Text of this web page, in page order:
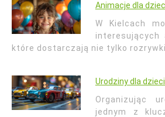
Animacje dla
W Kielcach
interesujących
które dostarczają nie tylko
Urodziny dla
Organizując
jednym z